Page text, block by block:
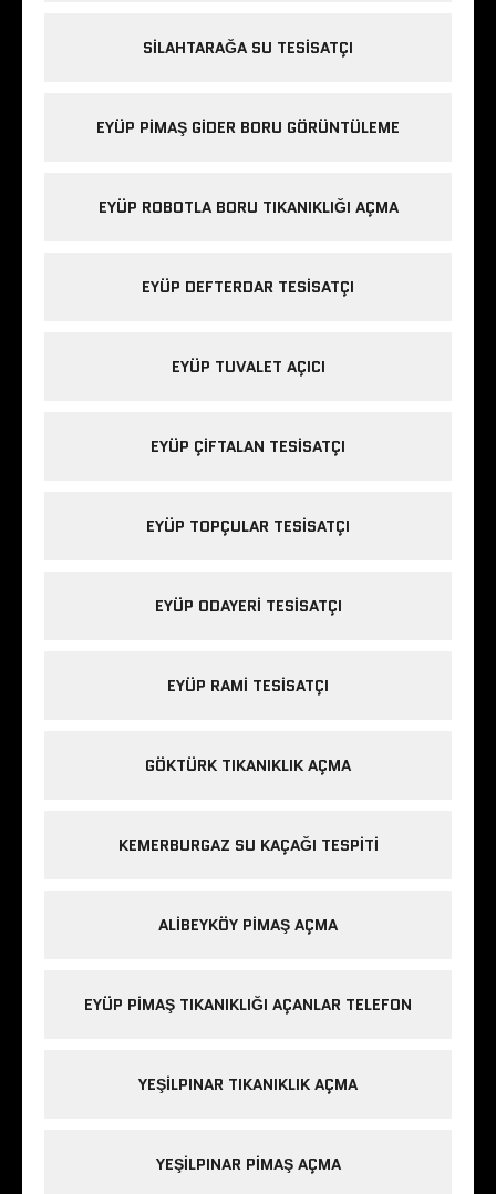
SILAHTARAĞA SU TESISATÇI
EYÜP PIMAŞ GIDER BORU GÖRÜNTÜLEME
EYÜP ROBOTLA BORU TIKANIKLIĞI AÇMA
EYÜP DEFTERDAR TESISATÇI
EYÜP TUVALET AÇICI
EYÜP ÇIFTALAN TESISATÇI
EYÜP TOPÇULAR TESISATÇI
EYÜP ODAYERI TESISATÇI
EYÜP RAMI TESISATÇI
GÖKTÜRK TIKANIKLIK AÇMA
KEMERBURGAZ SU KAÇAĞI TESPITI
ALIBEYKÖY PIMAŞ AÇMA
EYÜP PIMAŞ TIKANIKLIĞI AÇANLAR TELEFON
YEŞILPINAR TIKANIKLIK AÇMA
YEŞILPINAR PIMAŞ AÇMA